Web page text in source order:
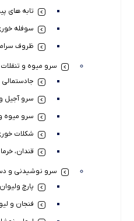
تابه های
سوفله
ظروف
سرو میوه و تنقلات
جادستمالی
سرو آجیل و
سرو میوه
شکلات
قندان،
سرو نوشیدنی و
پارچ ولیوان
فنجان و